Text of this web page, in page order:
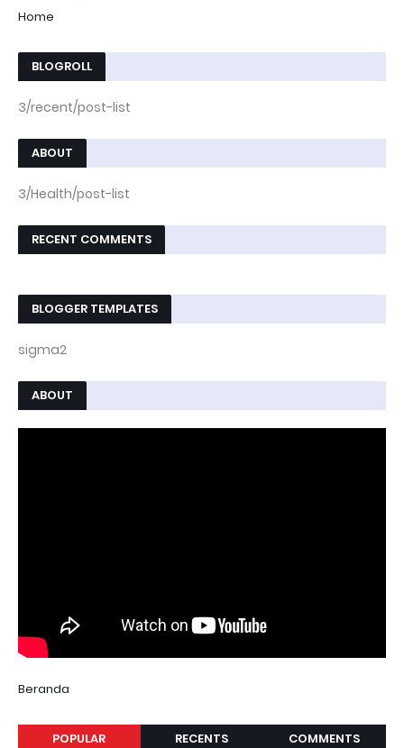
Home
BLOGROLL
3/recent/post-list
ABOUT
3/Health/post-list
RECENT COMMENTS
BLOGGER TEMPLATES
sigma2
ABOUT
Beranda
POPULAR RECENTS COMMENTS